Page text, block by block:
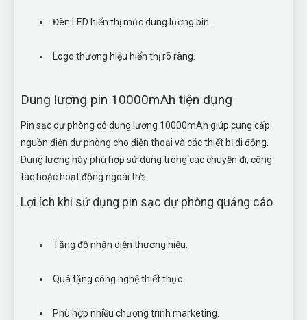
Đèn LED hiển thị mức dung lượng pin.
Logo thương hiệu hiển thị rõ ràng.
Dung lượng pin 10000mAh tiện dụng
Pin sạc dự phòng có dung lượng 10000mAh giúp cung cấp
nguồn điện dự phòng cho điện thoại và các thiết bị di động.
Dung lượng này phù hợp sử dụng trong các chuyến đi, công
tác hoặc hoạt động ngoài trời.
Lợi ích khi sử dụng pin sạc dự phòng quảng cáo
Tăng độ nhận diện thương hiệu.
Quà tặng công nghệ thiết thực.
Phù hợp nhiều chương trình marketing.